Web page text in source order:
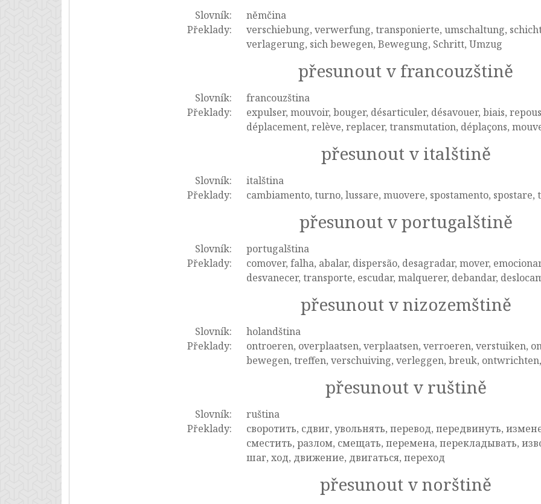
Slovník:
němčina
Překlady:
verschiebung, verwerfung, transponierte, umschaltung,
verlagerung, sich bewegen, Bewegung, Schritt, Umzug
přesunout v francouzštině
Slovník:
francouzština
Překlady:
expulser, mouvoir, bouger, désarticuler, désavouer, biais,
déplacement, relève, replacer, transmutation, déplaçons,
přesunout v italštině
Slovník:
italština
Překlady:
cambiamento, turno, lussare, muovere, spostamento,
přesunout v portugalštině
Slovník:
portugalština
Překlady:
comover, falha, abalar, dispersão, desagradar, mover,
desvanecer, transporte, escudar, malquerer, debandar,
přesunout v nizozemštině
Slovník:
holandština
Překlady:
ontroeren, overplaatsen, verplaatsen, verroeren, verstuiken,
bewegen, treffen, verschuiving, verleggen, breuk,
přesunout v ruštině
Slovník:
ruština
Překlady:
своротить, сдвиг, увольнять, перевод, передвинуть,
сместить, разлом, смещать, перемена, перекладывать,
шаг, ход, движение, двигаться, переход
přesunout v norštině